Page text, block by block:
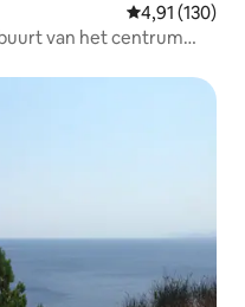
Gemiddelde
4,91 (130)
van het centrum